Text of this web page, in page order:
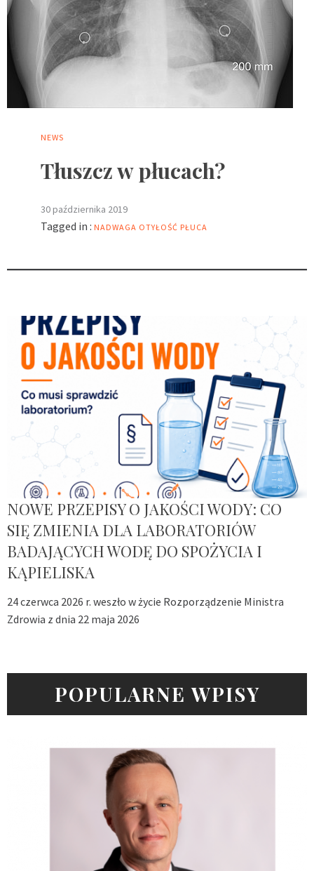
NEWS
Tłuszcz w płucach?
30 października 2019
Tagged in : NADWAGA OTYŁOŚĆ PŁUCA
NOWE PRZEPISY O JAKOŚCI WODY: CO
SIĘ ZMIENIA DLA LABORATORIÓW
BADAJĄCYCH WODĘ DO SPOŻYCIA I
KĄPIELISKA
24 czerwca 2026 r. weszło w życie Rozporządzenie Ministra
Zdrowia z dnia 22 maja 2026
POPULARNE WPISY